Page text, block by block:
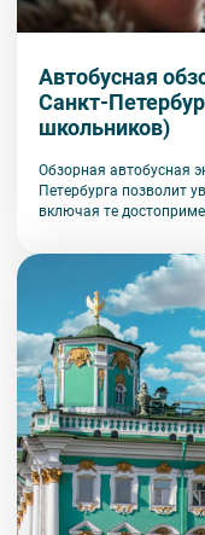
Автобусная
Санкт-
школьников)
Обзорная автобусная
Петербурга позволит
включая те
прогулки.